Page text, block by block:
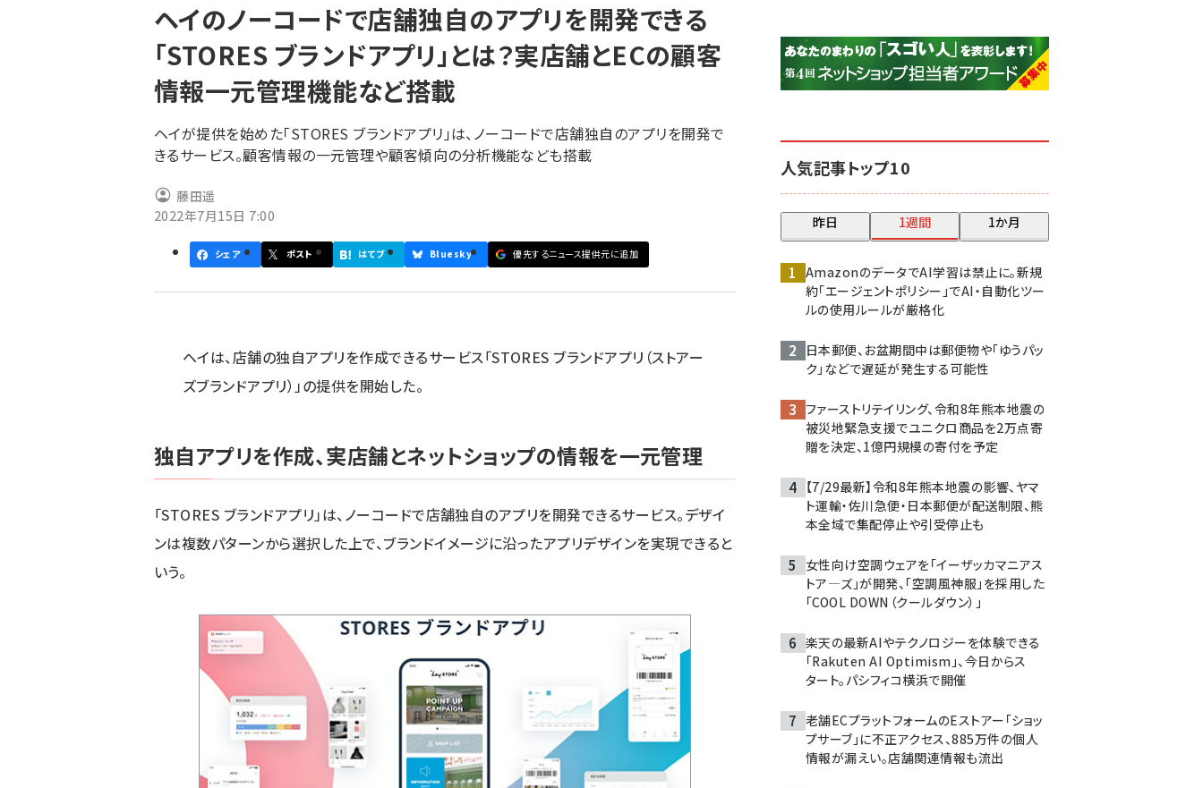
アスクル (1122)
base (1081)
ン
く
ず
ヘイのノーコードで店舗独自のアプリを開発できる
「STORES ブランドアプリ」とは？実店舗とECの顧客
情報一元管理機能など搭載
ヘイが提供を始めた「STORES ブランドアプリ」は、ノーコードで店舗独自のアプリを開発で
きるサービス。顧客情報の一元管理や顧客傾向の分析機能なども搭載
藤田遥
2022年7月15日 7:00
シェア ポスト はてブ Bluesky 優先するニュース提供元に追加
ヘイは、店舗の独自アプリを作成できるサービス「STORES ブランドアプリ（ストアー
ズブランドアプリ）」の提供を開始した。
独自アプリを作成、実店舗とネットショップの情報を一元管理
「STORES ブランドアプリ」は、ノーコードで店舗独自のアプリを開発できるサービス。デザイ
ンは複数パターンから選択した上で、ブランドイメージに沿ったアプリデザインを実現できると
いう。
人気記事トップ10
昨日 1週間 1か月
AmazonのデータでAI学習は禁止に。新規
約「エージェントポリシー」でAI・自動化ツー
ルの使用ルールが厳格化
日本郵便、お盆期間中は郵便物や「ゆうパッ
ク」などで遅延が発生する可能性
ファーストリテイリング、令和8年熊本地震の
被災地緊急支援でユニクロ商品を2万点寄
贈を決定、1億円規模の寄付を予定
【7/29最新】令和8年熊本地震の影響、ヤマ
ト運輸・佐川急便・日本郵便が配送制限、熊
本全域で集配停止や引受停止も
女性向け空調ウェアを「イーザッカマニアス
トア―ズ」が開発、「空調風神服」を採用した
「COOL DOWN（クールダウン）」
楽天の最新AIやテクノロジーを体験できる
「Rakuten AI Optimism」、今日からス
タート。パシフィコ横浜で開催
老舗ECプラットフォームのEストアー「ショッ
プサーブ」に不正アクセス、885万件の個人
情報が漏えい。店舗関連情報も流出
参加登録はこちら↑